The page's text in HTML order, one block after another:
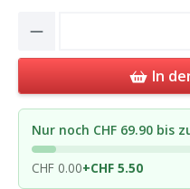
Product
In
Nur noch CHF 69.90 bis
CHF 0.00+CHF 5.50